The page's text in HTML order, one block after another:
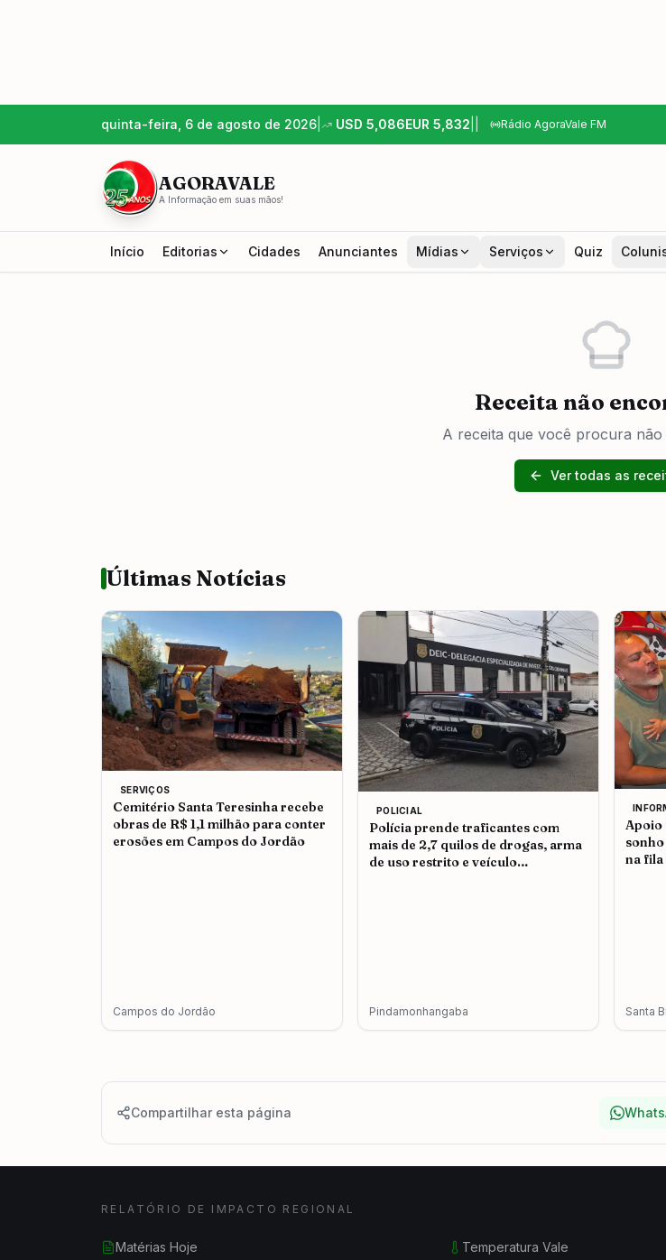
quinta-feira, 6 de agosto de 2026 USD 5,086EUR 5,832 Rádio AgoraVale FM
AGORAVALE
A Informação em suas mãos!
Início Editorias Cidades Anunciantes Mídias Serviços Quiz
Receita não
A receita que você procura não
Ver todas as
Últimas Notícias
SERVIÇOS
Cemitério Santa Teresinha recebe
obras de R$ 1,1 milhão para conter
erosões em Campos do Jordão
Campos do Jordão
POLICIAL
Polícia prende traficantes com
mais de 2,7 quilos de drogas, arma
de uso restrito e veículo
Pindamonhangaba
Apoio
na fila
Santa
Compartilhar esta página
RELATÓRIO DE IMPACTO REGIONAL
Matérias Hoje Temperatura Vale